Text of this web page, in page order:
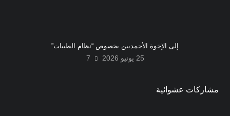
إلى الإخوة الأحمديين بخصوص “نظام الطيبات”
25 يونيو 2026 7
مشاركات عشوائية